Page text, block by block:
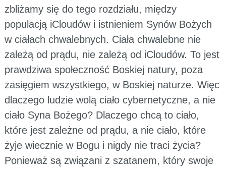
zbliżamy się do tego rozdziału, między
populacją iCloudów i istnieniem Synów Bożych
w ciałach chwalebnych. Ciała chwalebne nie
zależą od prądu, nie zależą od iCloudów. To jest
prawdziwa społeczność Boskiej natury, poza
zasięgiem wszystkiego, w Boskiej naturze. Więc
dlaczego ludzie wolą ciało cybernetyczne, a nie
ciało Syna Bożego? Dlaczego chcą to ciało,
które jest zależne od prądu, a nie ciało, które
żyje wiecznie w Bogu i nigdy nie traci życia?
Ponieważ są związani z szatanem, który swoje